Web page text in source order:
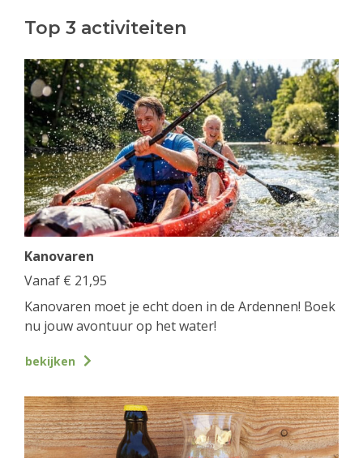
Top 3 activiteiten
Kanovaren
Vanaf € 21,95
Kanovaren moet je echt doen in de Ardennen! Boek
nu jouw avontuur op het water!
bekijken